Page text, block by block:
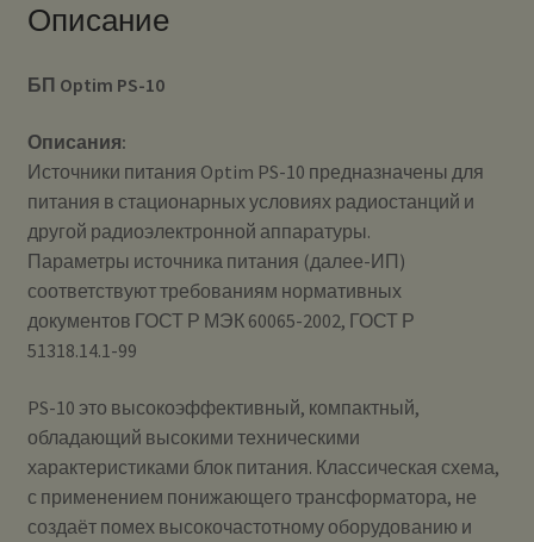
Описание
БП Optim PS-10
Описания:
Источники питания Optim PS-10 предназначены для
питания в стационарных условиях радиостанций и
другой радиоэлектронной аппаратуры.
Параметры источника питания (далее-ИП)
соответствуют требованиям нормативных
документов ГОСТ Р МЭК 60065-2002, ГОСТ Р
51318.14.1-99
PS-10 это высокоэффективный, компактный,
обладающий высокими техническими
характеристиками блок питания. Классическая схема,
с применением понижающего трансформатора, не
создаёт помех высокочастотному оборудованию и